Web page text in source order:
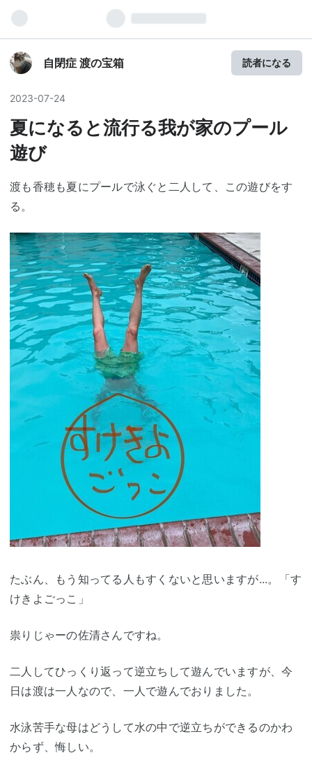
自閉症 渡の宝箱 読者になる
2023-07-24
夏になると流行る我が家のプール
遊び
渡も香穂も夏にプールで泳ぐと二人して、この遊びをす
る。
たぶん、もう知ってる人もすくないと思いますが...。「す
けきよごっこ」
祟りじゃーの佐清さんですね。
二人してひっくり返って逆立ちして遊んでいますが、今
日は渡は一人なので、一人で遊んでおりました。
水泳苦手な母はどうして水の中で逆立ちができるのかわ
からず、悔しい。